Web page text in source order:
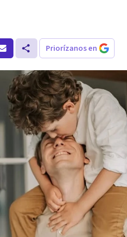
Priorízanos en